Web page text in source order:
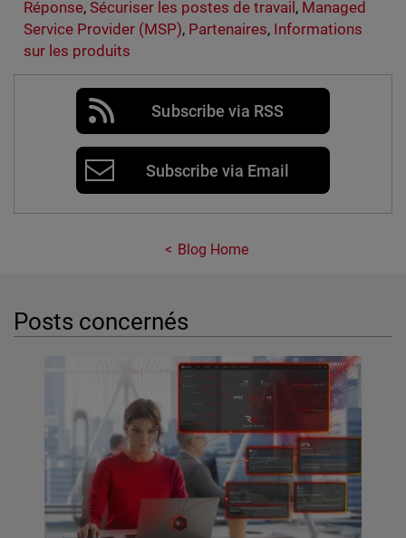
Réponse, Sécuriser les postes de travail, Managed
Service Provider (MSP), Partenaires, Informations
sur les produits
Subscribe via RSS
Subscribe via Email
Blog Home
Posts concernés